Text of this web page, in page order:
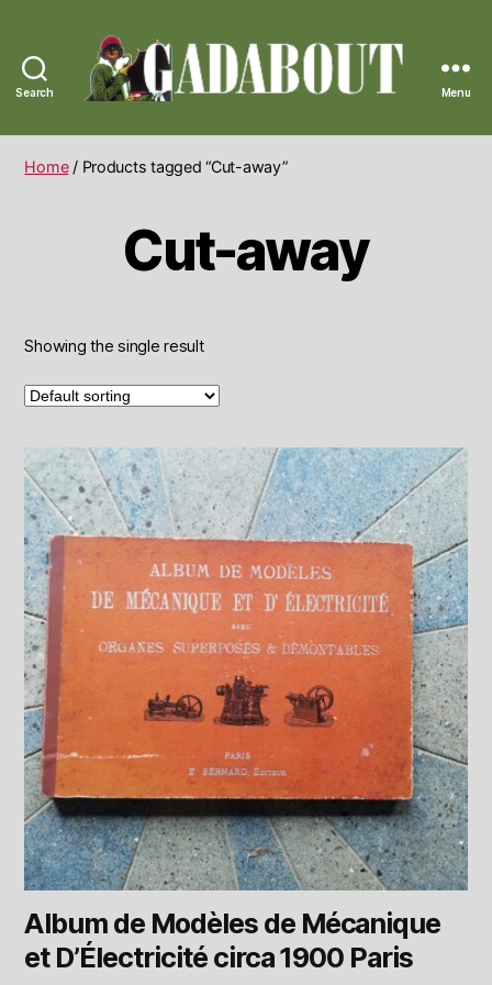
Search
Vintage
Menu
Home/ Products tagged “Cut-away”
Cut-away
Showing the single result
Album de Modèles de Mécanique
et D’Électricité circa 1900 Paris